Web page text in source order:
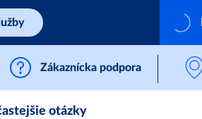
Zákaznícka podpora
otázky